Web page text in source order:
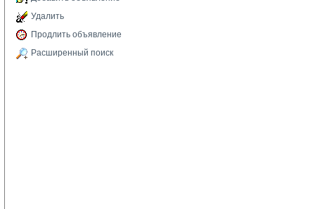
Удалить
Продлить объявление
Расширенный поиск